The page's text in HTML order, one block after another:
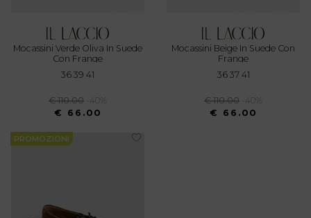
Mocassini Verde Oliva In Suede
Con Frange
36 39 41
€ 110.00
-40%
€ 66.00
Mocassini Beige In Suede Con
Frange
36 37 41
€ 110.00
-40%
€ 66.00
PROMOZIONI